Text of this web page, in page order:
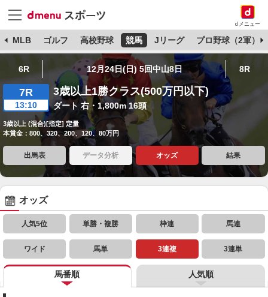
dメニュー
MLB ゴルフ 高校野球 競馬 Jリーグ プロ野球（2軍）
6R 12月24日(日) 5回中山8日 8R
7R
13:10
3歳以上1勝クラス(500万円以下)
ダート 右・1,800m 16頭
3歳以上 (混合)[指定] 定量
本賞金：800、320、200、120、80万円
出馬表 データ分析 オッズ 結果
オッズ
人気5位 単勝・複勝 枠連 馬連
ワイド 馬単 3連複 3連単
馬番順 人気順